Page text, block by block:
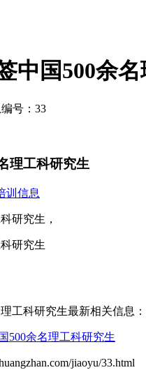
中国500余
号：33
理工科研究生
训信息
研究生，
研究生
工科研究生最新相关信息：
500余名理工科研究生
jiaoyu/33.html